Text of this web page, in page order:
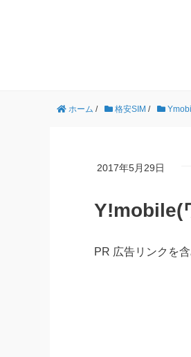
ホーム / 格安SIM /
2017年5月29日
Y!mobile(
PR 広告リンクを